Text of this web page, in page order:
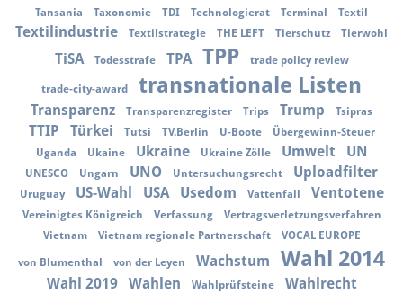
Tansania
Taxonomie TDI Technologierat Terminal Textil
Textilindustrie Textilstrategie THE LEFT Tierschutz Tierwohl
TiSA Todesstrafe TPA TPP trade policy review
trade-city-award transnationale Listen
Transparenz Transparenzregister Trips Trump Tsipras
TTIP Türkei Tutsi TV.Berlin U-Boote
Übergewinn-Steuer
Uganda
Ukaine Ukraine Ukraine Zölle Umwelt UN
UNESCO Ungarn UNO Untersuchungsrecht Uploadfilter
Uruguay US-Wahl USA Usedom Vattenfall Ventotene
Vereinigtes Königreich Verfassung
Vertragsverletzungsverfahren
Vietnam
Vietnam regionale Partnerschaft VOCAL EUROPE
von Blumenthal von der Leyen Wachstum Wahl 2014
Wahl 2019 Wahlen Wahlprüfsteine
Wahlrecht